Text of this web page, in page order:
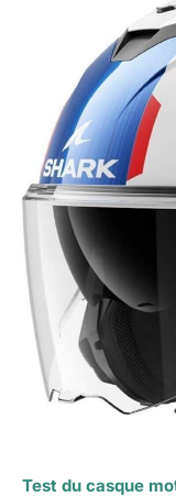
Test du casque